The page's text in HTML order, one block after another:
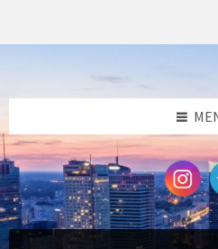
sidebar
sidebar